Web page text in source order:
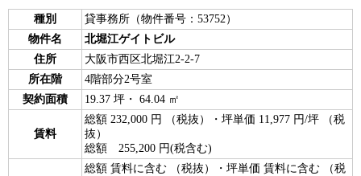
種別
貸事務所（物件番号：53752）
物件名
北堀江ゲイトビル
住所
大阪市西区北堀江2-2-7
所在階
4階部分2号室
契約面積
19.37 坪・ 64.04 ㎡
賃料
総額 232,000 円 （税抜）・坪単価 11,977 円/坪 （税
抜）
総額 255,200 円(税含む)
総額 賃料に含む （税抜）・坪単価 賃料に含む （税